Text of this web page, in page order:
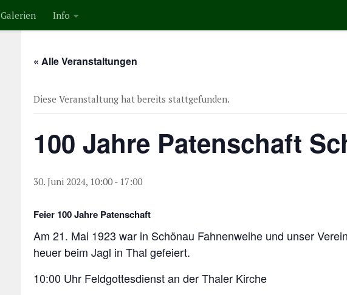
Galerien Info
« Alle Veranstaltungen
Diese Veranstaltung hat bereits stattgefunden.
100 Jahre Patenschaft
30. Juni 2024, 10:00 - 17:00
Feier 100 Jahre Patenschaft
Am 21. Mai 1923 war in Schönau Fahnenweihe und unser
heuer beim Jagl in Thal gefeiert.
10:00 Uhr Feldgottesdienst an der Thaler Kirche